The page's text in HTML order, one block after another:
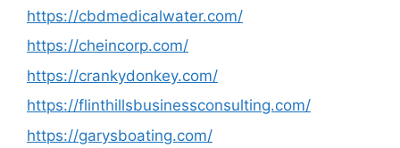
https://cbdmedicalwater.com/
https://cheincorp.com/
https://crankydonkey.com/
https://flinthillsbusinessconsulting.com/
https://garysboating.com/